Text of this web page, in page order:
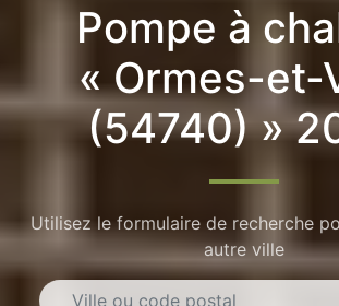
Pompe à
« Ormes-et-
(54740) »
Utilisez le formulaire de recherche
autre ville